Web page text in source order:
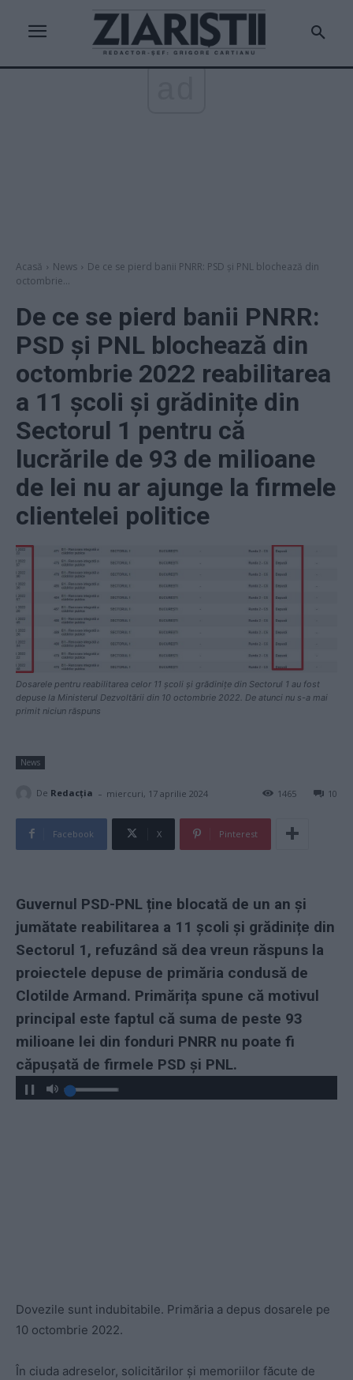
Acasă News
De ce se pierd banii PNRR: PSD și PNL blochează din
octombrie...
De ce se pierd banii PNRR:
PSD și PNL blochează din
octombrie 2022 reabilitarea
a 11 școli și grădinițe din
Sectorul 1 pentru că
lucrările de 93 de milioane
de lei nu ar ajunge la firmele
clientelei politice
Dosarele pentru reabilitarea celor 11 școli și grădinițe din Sectorul 1 au fost
depuse la Ministerul Dezvoltării din 10 octombrie 2022. De atunci nu s-a mai
primit niciun răspuns
News
De Redacţia - miercuri, 17 aprilie 2024 10
1465
Facebook X Pinterest
Guvernul PSD-PNL ține blocată de un an și
jumătate reabilitarea a 11 școli și grădinițe din
Sectorul 1, refuzând să dea vreun răspuns la
proiectele depuse de primăria condusă de
Clotilde Armand. Primărița spune că motivul
principal este faptul că suma de peste 93
milioane lei din fonduri PNRR nu poate fi
căpușată de firmele PSD și PNL.
Dovezile sunt indubitabile. Primăria a depus dosarele pe
10 octombrie 2022.
În ciuda adreselor, solicitărilor și memoriilor făcute de